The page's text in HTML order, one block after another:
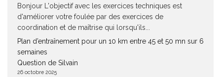
Bonjour L'objectif avec les exercices techniques est
d'améliorer votre foulée par des exercices de
coordination et de maîtrise qui lorsqu'ils...
Plan d’entraînement pour un 10 km entre 45 et 50 mn sur 6
semaines
Question de Silvain
26 octobre 2025